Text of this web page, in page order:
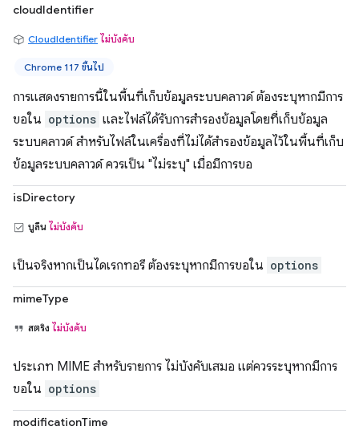
cloudIdentifier
CloudIdentifier ไม่บังคับ
Chrome 117 ขึ้นไป
การแสดงรายการนี้ในพื้นที่เก็บข้อมูลระบบคลาวด์ ต้องระบุหากมีการ
ขอใน options และไฟล์ได้รับการสำรองข้อมูลโดยที่เก็บข้อมูล
ระบบคลาวด์ สำหรับไฟล์ในเครื่องที่ไม่ได้สำรองข้อมูลไว้ในพื้นที่เก็บ
ข้อมูลระบบคลาวด์ ควรเป็น "ไม่ระบุ" เมื่อมีการขอ
isDirectory
บูลีน ไม่บังคับ
เป็นจริงหากเป็นไดเรกทอรี ต้องระบุหากมีการขอใน options
mimeType
สตริง ไม่บังคับ
ประเภท MIME สำหรับรายการ ไม่บังคับเสมอ แต่ควรระบุหากมีการ
ขอใน options
modificationTime